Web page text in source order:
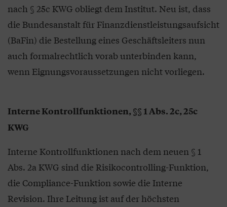
nach § 25c KWG obliegt dem Institut. Neu ist, dass
die Bundesanstalt für Finanzdienstleistungsaufsicht
(BaFin) die Bestellung eines Geschäftsleiters nun
auch formalrechtlich vorab unterbinden kann,
wenn Eignungsvoraussetzungen nicht vorliegen.
Interne Kontrollfunktionen, §§ 1 Abs. 2c, 25c
KWG
Interne Kontrollfunktionen nach dem neuen § 1
Abs. 2a KWG sind die Risikocontrolling-Funktion,
die Compliance-Funktion sowie die Interne
Revision. Ihre Leitung ist auf der höchsten